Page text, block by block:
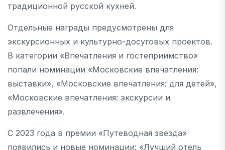
традиционной русской кухней.
Отдельные награды предусмотрены для
экскурсионных и культурно-досуговых проектов.
В категории «Впечатления и гостеприимство»
попали номинации «Московские впечатления:
выставки», «Московские впечатления: для детей»,
«Московские впечатления: экскурсии и
развлечения».
С 2023 года в премии «Путеводная звезда»
появились и новые номинации: «Лучший отель